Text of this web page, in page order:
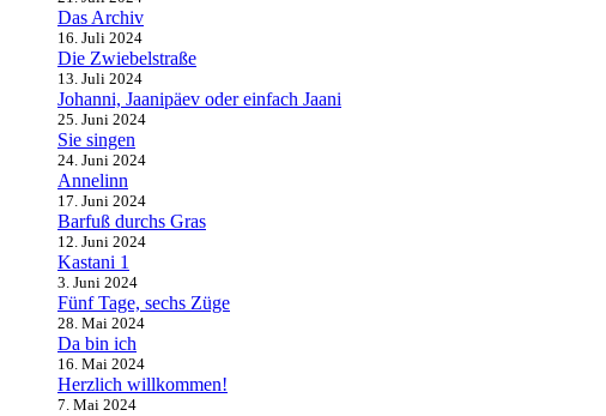
Das Archiv
16. Juli 2024
Die Zwiebelstraße
13. Juli 2024
Johanni, Jaanipäev oder einfach Jaani
25. Juni 2024
Sie singen
24. Juni 2024
Annelinn
17. Juni 2024
Barfuß durchs Gras
12. Juni 2024
Kastani 1
3. Juni 2024
Fünf Tage, sechs Züge
28. Mai 2024
Da bin ich
16. Mai 2024
Herzlich willkommen!
7. Mai 2024